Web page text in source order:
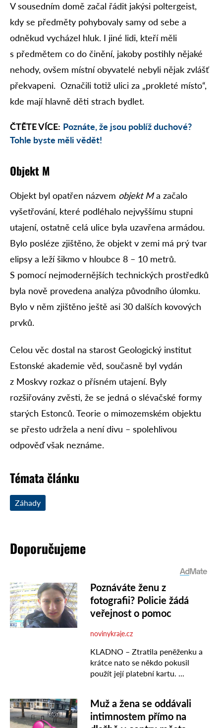
V sousedním domě začal řádit jakýsi poltergeist,
kdy se předměty pohybovaly samy od sebe a
odněkud vycházel hluk. I jiné lidi, kteří měli
s předmětem co do činění, jakoby postihly nějaké
nehody, ovšem místní obyvatelé nebyli nějak zvlášť
překvapeni. Označili totiž ulici za „prokleté místo“,
kde mají hlavně děti strach bydlet.
ČTĚTE VÍCE: Poznáte, že jsou poblíž duchové?
Tohle byste měli vědět!
Objekt M
Objekt byl opatřen názvem objekt Ma začalo
vyšetřování, které podléhalo nejvyššímu stupni
utajení, ostatně celá ulice byla uzavřena armádou.
Bylo posléze zjištěno, že objekt v zemi má prý tvar
elipsy a leží šikmo v hloubce 8 – 10 metrů.
S pomocí nejmodernějších technických prostředků
byla nově provedena analýza původního úlomku.
Bylo v něm zjištěno ještě asi 30 dalších kovových
prvků.
Celou věc dostal na starost Geologický institut
Estonské akademie věd, současně byl vydán
z Moskvy rozkaz o přísném utajení. Byly
rozšiřovány zvěsti, že se jedná o slévačské formy
starých Estonců. Teorie o mimozemském objektu
se přesto udržela a není divu – spolehlivou
odpověď však neznáme.
Témata článku
Záhady
Doporučujeme